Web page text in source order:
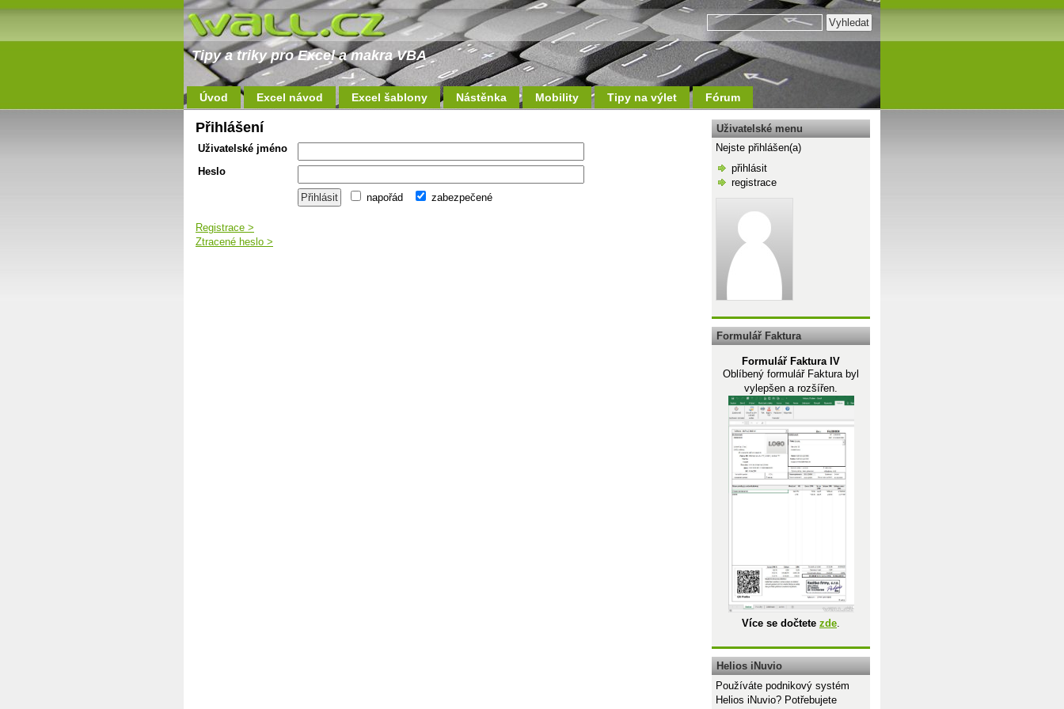
Tipy a triky pro Excel a makra VBA
Úvod Excel návod Excel šablony Nástěnka Mobility Tipy na výlet Fórum
Přihlášení
Uživatelské jméno
Heslo
napořád zabezpečené
Registrace >
Ztracené heslo >
Uživatelské menu
Nejste přihlášen(a)
přihlásit
registrace
Formulář Faktura
Formulář Faktura IV
Oblíbený formulář Faktura byl
vylepšen a rozšířen.
Více se dočtete zde.
Helios iNuvio
Používáte podnikový systém
Helios iNuvio? Potřebujete